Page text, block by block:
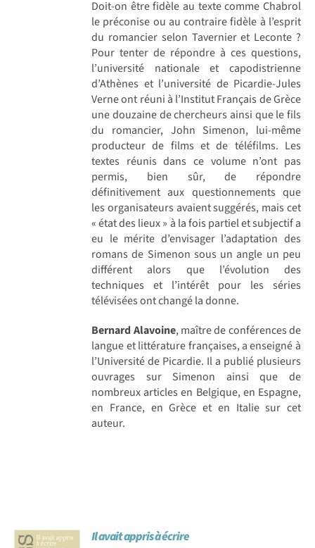
Doit-on être fidèle au texte comme Chabrol
le préconise ou au contraire fidèle à l’esprit
du romancier selon Tavernier et Leconte ?
Pour tenter de répondre à ces questions,
l’université nationale et capodistrienne
d’Athènes et l’université de Picardie-Jules
Verne ont réuni à l’Institut Français de Grèce
une douzaine de chercheurs ainsi que le fils
du romancier, John Simenon, lui-même
producteur de films et de téléfilms. Les
textes réunis dans ce volume n’ont pas
permis, bien sûr, de répondre
définitivement aux questionnements que
les organisateurs avaient suggérés, mais cet
« état des lieux » à la fois partiel et subjectif a
eu le mérite d’envisager l’adaptation des
romans de Simenon sous un angle un peu
différent alors que l’évolution des
techniques et l’intérêt pour les séries
télévisées ont changé la donne.
Bernard Alavoine, maître de conférences de
langue et littérature françaises, a enseigné à
l’Université de Picardie. Il a publié plusieurs
ouvrages sur Simenon ainsi que de
nombreux articles en Belgique, en Espagne,
en France, en Grèce et en Italie sur cet
auteur.
Il avait appris à écrire